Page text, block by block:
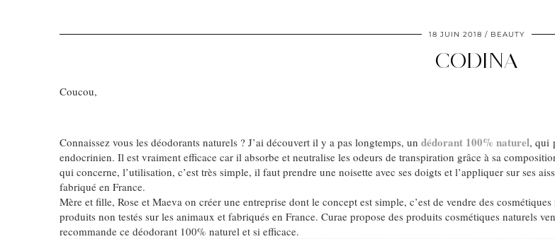
18 JUIN 2018 BEAUTY
CODINA
Coucou,
Connaissez vous les déodorants naturels ? J’ai découvert il y a pas longtemps, un dédorant 100% naturel, qui
endocrinien. Il est vraiment efficace car il absorbe et neutralise les odeurs de transpiration grâce à sa
qui concerne, l’utilisation, c’est très simple, il faut prendre une noisette avec ses doigts et l’appliquer sur ses
fabriqué en France.
Mère et fille, Rose et Maeva on créer une entreprise dont le concept est simple, c’est de vendre des
produits non testés sur les animaux et fabriqués en France. Curae propose des produits cosmétiques naturels
recommande ce déodorant 100% naturel et si efficace.